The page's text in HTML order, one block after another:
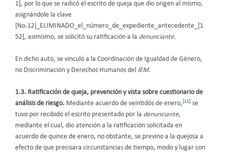
1], por lo que se radicó el escrito de queja que dio origen al mismo,
asignándole la clave
[No.12]_ELIMINADO_el_número_de_expediente_antecedente_[1
52], asimismo, se solicitó su ratificación a la denunciante.
En dicho auto, se vinculó a la Coordinación de Igualdad de Género,
no Discriminación y Derechos Humanos del IEM.
1.3. Ratificación de queja, prevención y vista sobre cuestionario de
análisis de riesgo. Mediante acuerdo de veintidós de enero,[11] se
tuvo por recibido el escrito presentado por la denunciante,
mediante el cual, dio atención a la ratificación solicitada en
acuerdo de quince de enero, no obstante, se previno a la quejosa a
efecto de que precisara circunstancias de tiempo, modo y lugar con